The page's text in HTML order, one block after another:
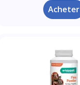
Acheter